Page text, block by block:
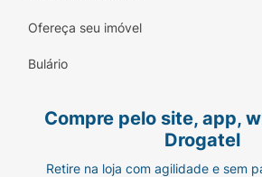
Ofereça seu imóvel
Bulário
Compre pelo site, app,
Drogatel
Retire na loja com agilidade e sem